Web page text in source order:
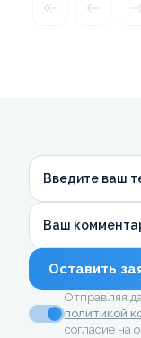
Введите ваш
Ваш
Оставить
Отправляя
политикой
согласие на